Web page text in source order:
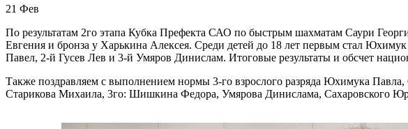
21 Фев
По результатам 2го этапа Кубка Префекта САО по быстрым шахматам Саури
Евгения и бронза у Харькина Алексея. Среди детей до 18 лет первым стал
Павел, 2-й Гусев Лев и 3-й Умяров Динислам. Итоговые результаты и обсчет
Также поздравляем с выполнением нормы 3-го взрослого разряда Юхимука
Старикова Михаила, 3го: Шишкина Федора, Умярова Динислама, Сахаровского